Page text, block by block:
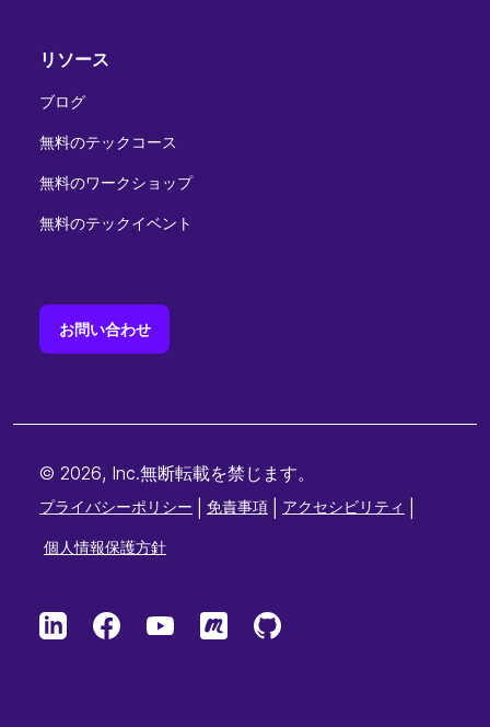
リソース
ブログ
無料のテックコース
無料のワークショップ
無料のテックイベント
お問い合わせ
© 2026, Inc.無断転載を禁じます。
プライバシーポリシー 免責事項 アクセシビリティ
個人情報保護方針